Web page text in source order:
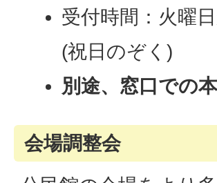
受付時間：火曜
(祝日のぞく)
別途、窓口での
会場調整会